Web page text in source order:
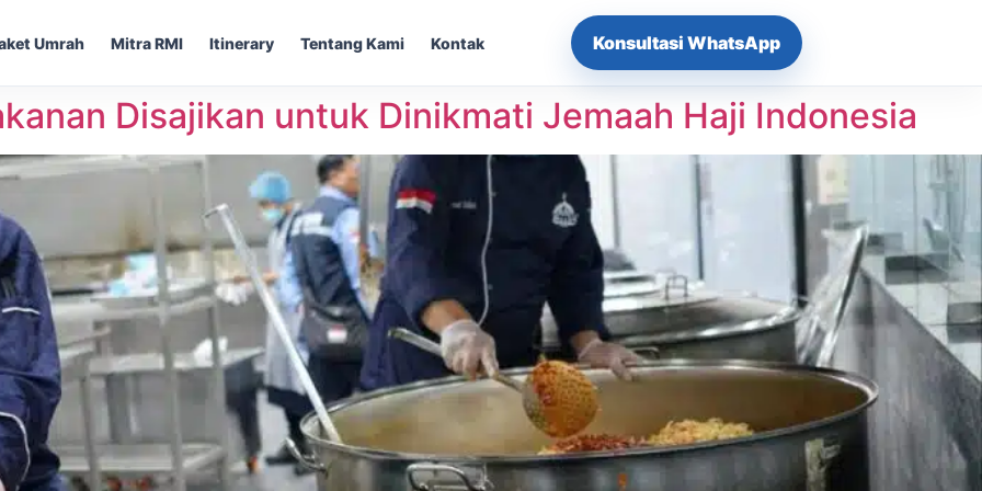
Umrah Mitra RMI Itinerary Tentang Kami Kontak Konsultasi WhatsApp
Disajikan untuk Dinikmati Jemaah Haji Indonesia